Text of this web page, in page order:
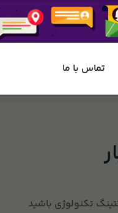
تماس با ما
تکنولوژی باشید